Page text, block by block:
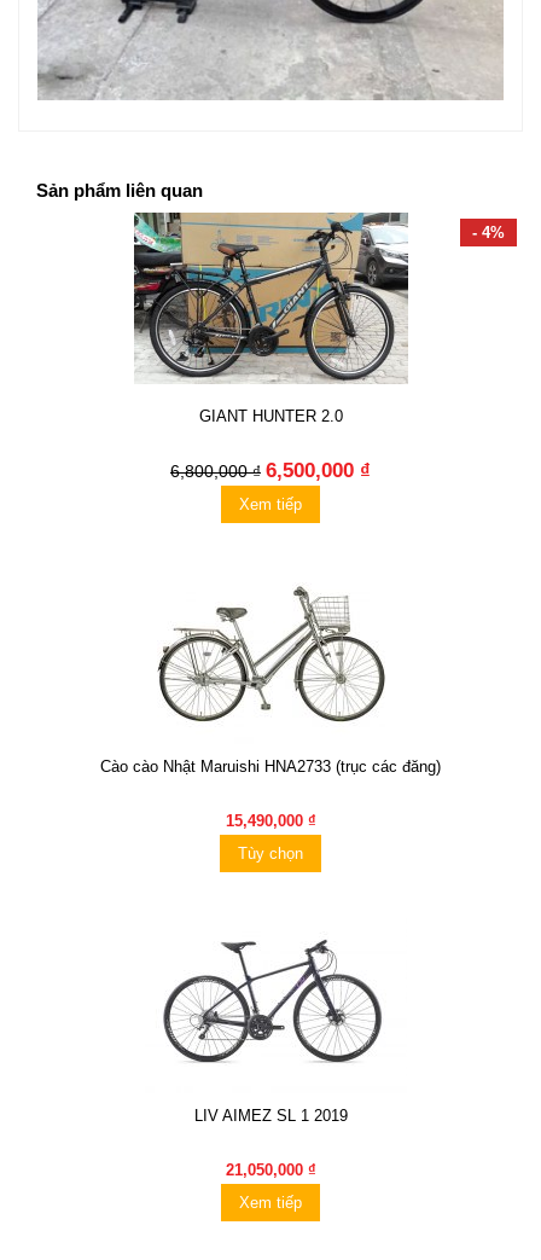
Sản phẩm liên quan
- 4%
GIANT HUNTER 2.0
6,800,000 ₫ 6,500,000 ₫
Xem tiếp
Cào cào Nhật Maruishi HNA2733 (trục các đăng)
15,490,000 ₫
Tùy chọn
LIV AIMEZ SL 1 2019
21,050,000 ₫
Xem tiếp